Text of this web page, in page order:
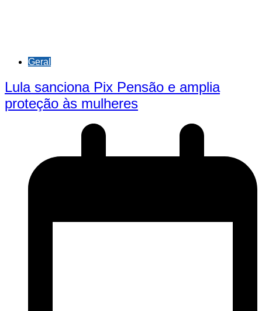
Geral
Lula sanciona Pix Pensão e amplia
proteção às mulheres